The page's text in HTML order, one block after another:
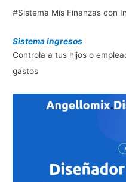
#Sistema Mis Finanzas con
Sistema ingresos
Controla a tus hijos o
gastos